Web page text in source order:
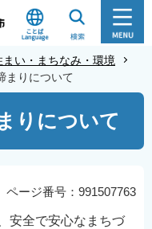
まい・まちなみ・環境
まりについて
りについて
ページ番号：991507763
安全で安心なまちづ